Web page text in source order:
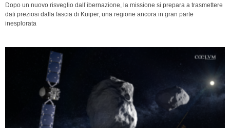
Dopo un nuovo risveglio dall’ibernazione, la missione si prepara a trasmettere
dati preziosi dalla fascia di Kuiper, una regione ancora in gran parte
inesplorata